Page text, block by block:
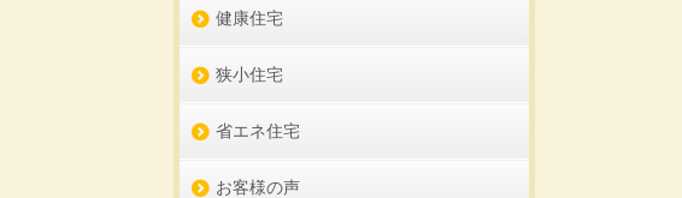
健康住宅
狭小住宅
省エネ住宅
お客様の声